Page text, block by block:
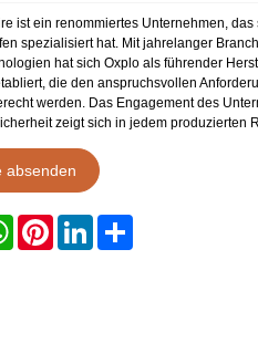
ist ein renommiertes Unternehmen,
spezialisiert hat. Mit jahrelanger
hat sich Oxplo als führender
die den anspruchsvollen
werden. Das Engagement des
zeigt sich in jedem produzierten
absenden
WhatsAppPinterestLinkedIn